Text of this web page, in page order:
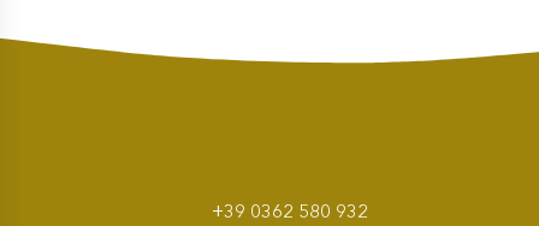
+39 0362 580 932